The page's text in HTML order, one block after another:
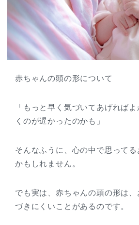
赤ちゃんの頭の形について
「もっと早く気づいてあげれば
くのが遅かったのかも」
そんなふうに、心の中で思ってる
かもしれません。
でも実は、赤ちゃんの頭の形は
づきにくいことがあるのです。